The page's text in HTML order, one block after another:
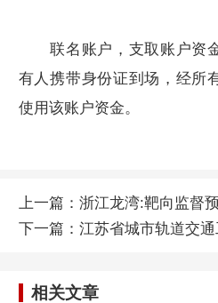
联名账户，支取账户资
有人携带身份证到场，经所
使用该账户资金。
上一篇： 浙江龙湾:靶向监督预
下一篇： 江苏省城市轨道交通工程
相关文章